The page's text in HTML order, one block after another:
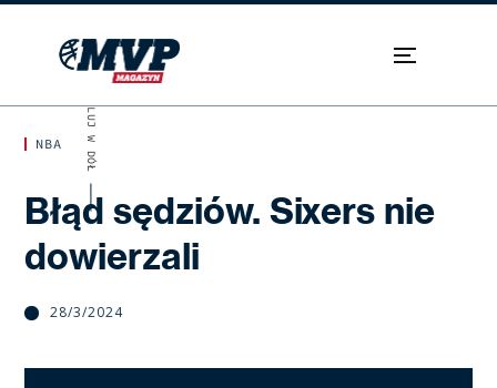
NBA
Błąd sędziów. Sixers nie
dowierzali
28/3/2024
SKROLUJ W DÓŁ